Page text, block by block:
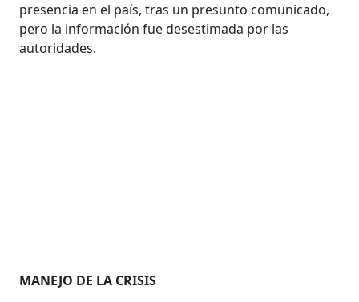
presencia en el país, tras un presunto comunicado,
pero la información fue desestimada por las
autoridades.
MANEJO DE LA CRISIS